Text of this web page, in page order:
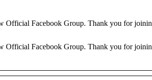
Official Facebook Group. Thank you for
Official Facebook Group. Thank you for